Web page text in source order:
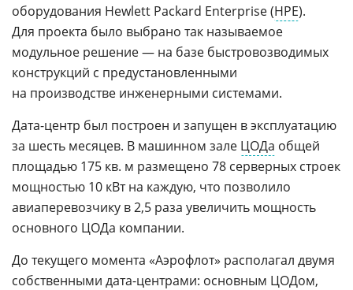
оборудования Hewlett Packard Enterprise (HPE).
Для проекта было выбрано так называемое
модульное решение — на базе быстровозводимых
конструкций с предустановленными
на производстве инженерными системами.
Дата-центр был построен и запущен в эксплуатацию
за шесть месяцев. В машинном зале ЦОДа общей
площадью 175 кв. м размещено 78 серверных строек
мощностью 10 кВт на каждую, что позволило
авиаперевозчику в 2,5 раза увеличить мощность
основного ЦОДа компании.
До текущего момента «Аэрофлот» располагал двумя
собственными дата-центрами: основным ЦОДом,